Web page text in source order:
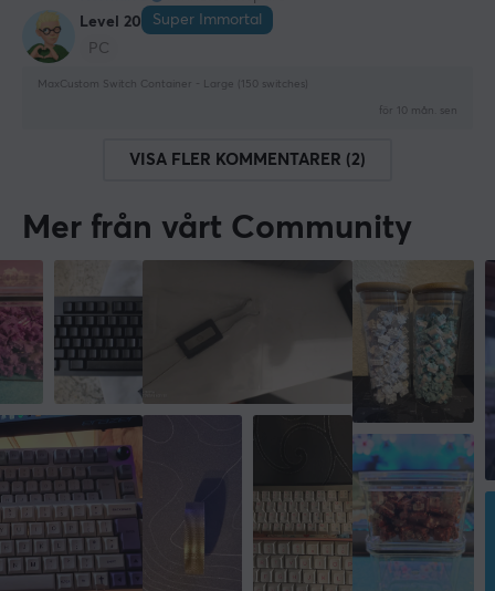
Level 20
Super Immortal
PC
MaxCustom Switch Container - Large (150 switches)
för 10 mån. sen
VISA FLER KOMMENTARER (2)
Mer från vårt Community